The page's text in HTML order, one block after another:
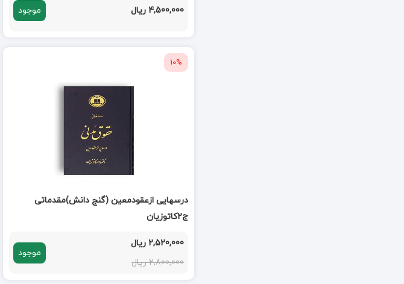
4,500,000 ریال موجود
10%
درسهایی ازعقودمعین (گنج دانش)مقدماتی
ج2کاتوزیان
2,520,000 ریال
2,800,000 ریال
موجود